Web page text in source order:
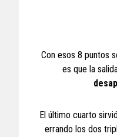
Con esos 8 puntos
es que la
El último cuarto
errando los dos